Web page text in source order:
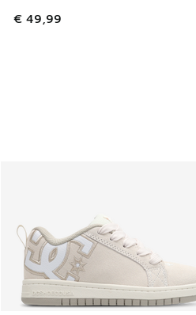
€ 49,99